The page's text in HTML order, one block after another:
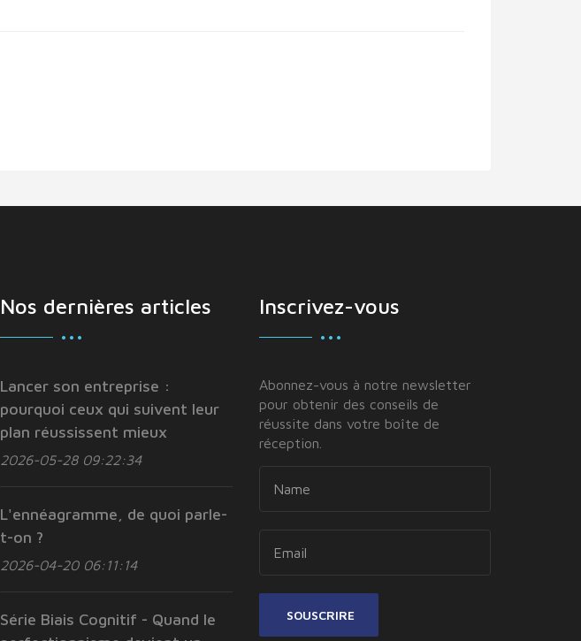
Nos dernières articles
Lancer son entreprise :
pourquoi ceux qui suivent leur
plan réussissent mieux
2026-05-28 09:22:34
L'ennéagramme, de quoi parle-
t-on ?
2026-04-20 06:11:14
Série Biais Cognitif - Quand le
Inscrivez-vous
Abonnez-vous à notre newsletter
pour obtenir des conseils de
réussite dans votre boîte de
réception.
SOUSCRIRE